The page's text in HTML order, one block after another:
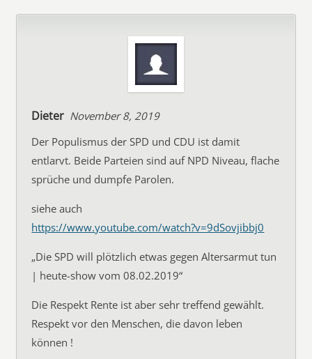
Dieter November 8, 2019
Der Populismus der SPD und CDU ist damit
entlarvt. Beide Parteien sind auf NPD Niveau, flache
sprüche und dumpfe Parolen.
siehe auch
https://www.youtube.com/watch?v=9dSovjibbj0
„Die SPD will plötzlich etwas gegen Altersarmut tun
| heute-show vom 08.02.2019“
Die Respekt Rente ist aber sehr treffend gewählt.
Respekt vor den Menschen, die davon leben
können !